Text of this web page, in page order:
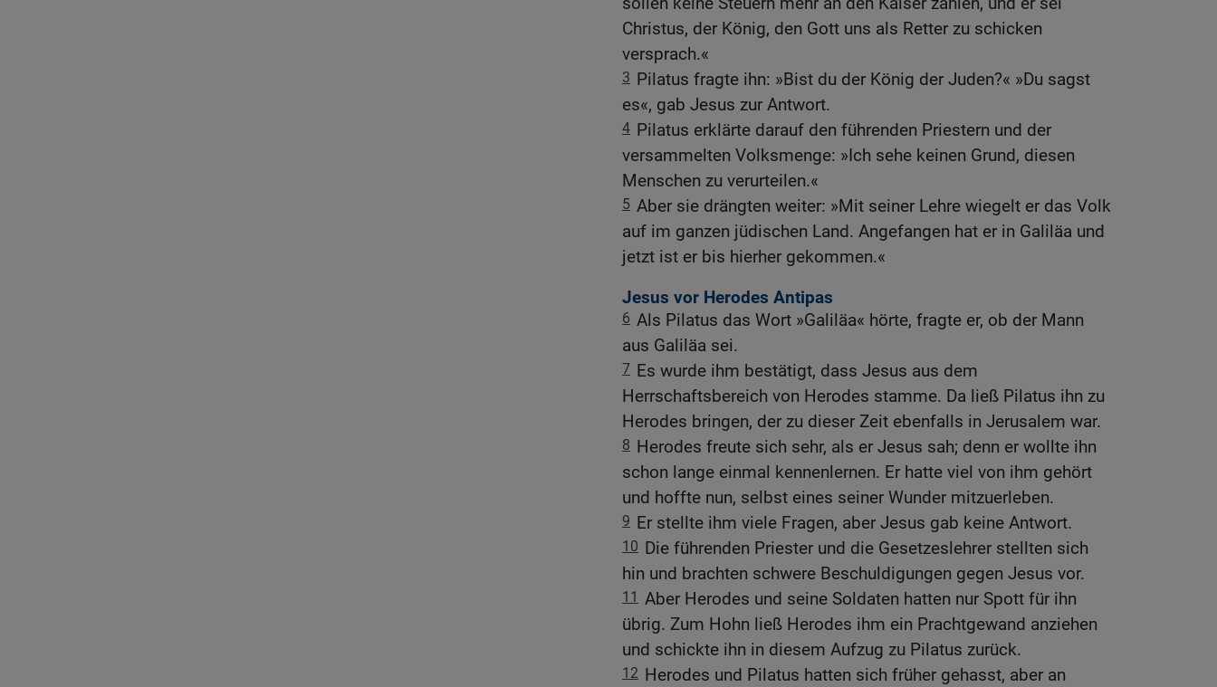
Christus, der König, den Gott uns als Retter zu schicken
versprach.«
3 Pilatus fragte ihn: »Bist du der König der Juden?« »Du sagst
es«, gab Jesus zur Antwort.
4 Pilatus erklärte darauf den führenden Priestern und der
versammelten Volksmenge: »Ich sehe keinen Grund, diesen
Menschen zu verurteilen.«
5 Aber sie drängten weiter: »Mit seiner Lehre wiegelt er das Volk
auf im ganzen jüdischen Land. Angefangen hat er in Galiläa und
jetzt ist er bis hierher gekommen.«
Jesus vor Herodes Antipas
6 Als Pilatus das Wort »Galiläa« hörte, fragte er, ob der Mann
aus Galiläa sei.
7 Es wurde ihm bestätigt, dass Jesus aus dem
Herrschaftsbereich von Herodes stamme. Da ließ Pilatus ihn zu
Herodes bringen, der zu dieser Zeit ebenfalls in Jerusalem war.
8 Herodes freute sich sehr, als er Jesus sah; denn er wollte ihn
schon lange einmal kennenlernen. Er hatte viel von ihm gehört
und hoffte nun, selbst eines seiner Wunder mitzuerleben.
9 Er stellte ihm viele Fragen, aber Jesus gab keine Antwort.
10 Die führenden Priester und die Gesetzeslehrer stellten sich
hin und brachten schwere Beschuldigungen gegen Jesus vor.
11 Aber Herodes und seine Soldaten hatten nur Spott für ihn
übrig. Zum Hohn ließ Herodes ihm ein Prachtgewand anziehen
und schickte ihn in diesem Aufzug zu Pilatus zurück.
12 Herodes und Pilatus hatten sich früher gehasst, aber an